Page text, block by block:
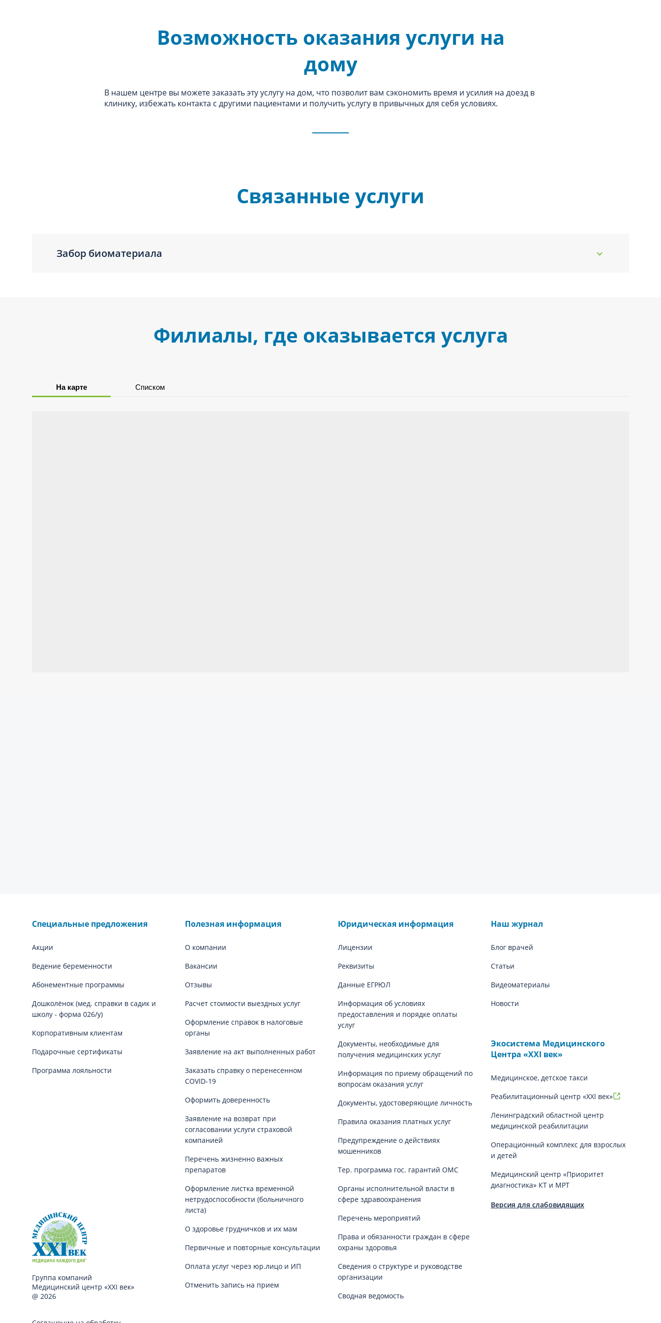
Возможность оказания услуги на
дому
В нашем центре вы можете заказать эту услугу на дом, что позволит вам сэкономить время и усилия на доезд в
клинику, избежать контакта с другими пациентами и получить услугу в привычных для себя условиях.
Связанные услуги
Забор биоматериала
Филиалы, где оказывается услуга
На карте Списком
Специальные предложения
Акции
Ведение беременности
Абонементные программы
Дошколёнок (мед. справки в садик и
школу - форма 026/у)
Корпоративным клиентам
Подарочные сертификаты
Программа лояльности
Группа компаний
Медицинский центр «XXI век»
@ 2026
Полезная информация
О компании
Вакансии
Отзывы
Расчет стоимости выездных услуг
Оформление справок в налоговые
органы
Заявление на акт выполненных работ
Заказать справку о перенесенном
COVID-19
Оформить доверенность
Заявление на возврат при
согласовании услуги страховой
компанией
Перечень жизненно важных
препаратов
Оформление листка временной
нетрудоспособности (больничного
листа)
О здоровье грудничков и их мам
Первичные и повторные консультации
Оплата услуг через юр.лицо и ИП
Отменить запись на прием
Юридическая информация
Лицензии
Реквизиты
Данные ЕГРЮЛ
Информация об условиях
предоставления и порядке оплаты
услуг
Документы, необходимые для
получения медицинских услуг
Информация по приему обращений по
вопросам оказания услуг
Документы, удостоверяющие личность
Правила оказания платных услуг
Предупреждение о действиях
мошенников
Тер. программа гос. гарантий ОМС
Органы исполнительной власти в
сфере здравоохранения
Перечень мероприятий
Права и обязанности граждан в сфере
охраны здоровья
Сведения о структуре и руководстве
организации
Сводная ведомость
Наш журнал
Блог врачей
Статьи
Видеоматериалы
Новости
Экосистема Медицинского
Центра «‎XXI век»
Медицинское, детское такси
Реабилитационный центр «XXI век»
Ленинградский областной центр
медицинской реабилитации
Операционный комплекс для взрослых
и детей
Медицинский центр «Приоритет
диагностика» КТ и МРТ
Версия для слабовидящих